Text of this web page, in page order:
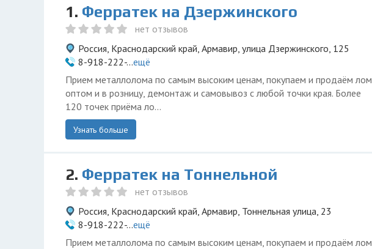
1. Ферратек на Дзержинского
нет отзывов
Россия, Краснодарский край, Армавир, улица Дзержинского, 125
8-918-222-...ещё
Прием металлолома по самым высоким ценам, покупаем и продаём лом
оптом и в розницу, демонтаж и самовывоз с любой точки края. Более
120 точек приёма ло...
Узнать больше
2. Ферратек на Тоннельной
нет отзывов
Россия, Краснодарский край, Армавир, Тоннельная улица, 23
8-918-222-...ещё
Прием металлолома по самым высоким ценам, покупаем и продаём лом